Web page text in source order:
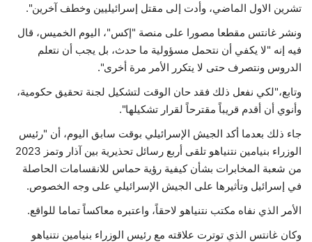
حياة
تشرين الاول الماضي، وأدت إلى مقتل إسرائيليين وخطف آخرين".
ونشر غانتس مقطعا مصورا على منصة "إكس"، اليوم الخميس، قال
فيه إنه "لا يكفي أن نتحمل مسؤولية ما حدث، بل يجب أن نتعلم
الدروس ونتصرف حتى لا يتكرر الأمر مرة أخرى".
وتابع،"لكي نفعل ذلك فقد حان الوقت لتشكيل لجنة تحقيق حكومية،
وأنوي أن أقدم قريباً مقترحاً لقرار تشكيلها".
جاء ذلك بعدما أكد الجيش الإسرائيلي بوقت سابق اليوم، أن "رئيس
الوزراء بنيامين نتنياهو تلقى أربع رسائل تحذيرية بين آذار وتمز 2023
من شعبة المخابرات بشأن كيفية رؤية حماس للانقسامات الحاصلة
في إسرائيل وتأثيرها على الجيش الإسرائيلي على وجه الخصوص.
الأمر الذي نفاه مكتب نتنياهو لاحقاً، واعتبره معاكساً تماما للواقع.
وكان غانتس الذي توترت علاقته مع رئيس الوزراء بنيامين نتنياهو